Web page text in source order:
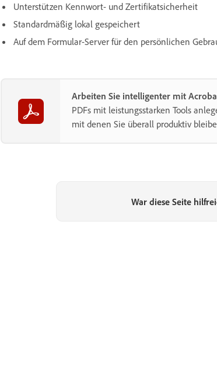
Unterstützen Kennwort- und Zertifikatsicherheit
Standardmäßig lokal gespeichert
Auf dem Formular-Server für den persönlichen
Arbeiten Sie intelligenter mit
PDFs mit leistungsstarken Tools
mit denen Sie überall produktiv
War diese Seite